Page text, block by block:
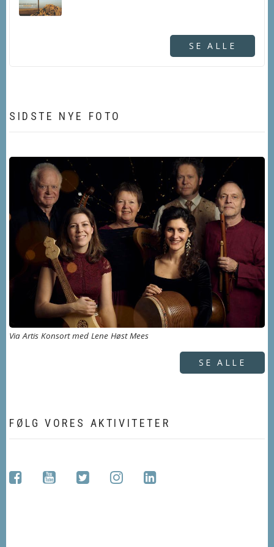
SE ALLE
SIDSTE NYE FOTO
Via Artis Konsort med Lene Høst Mees
SE ALLE
FØLG VORES AKTIVITETER
facebookyoutubetwitterinstagramlinkedin